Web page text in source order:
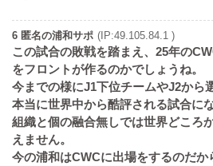
6 匿名の浦和サポ (IP:49.105.84.1 )
この試合の敗戦を踏まえ、25年の
をフロントが作るのかでしょうね。
今までの様にJ1下位チームやJ2から
本当に世界中から酷評される試合に
組織と個の融合無しでは世界どころ
えません。
今の浦和はCWCに出場をするのだ